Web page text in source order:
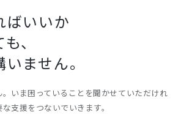
ばいいか
、
ません。
いま困っていることを聞かせていただけれ
支援をつないでいきます。